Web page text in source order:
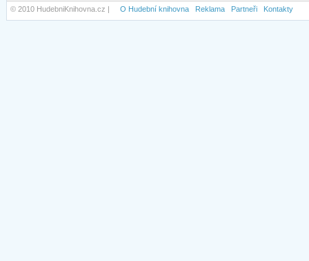
© 2010 HudebniKnihovna.cz | O Hudební knihovna Reklama Partneři Kontakty